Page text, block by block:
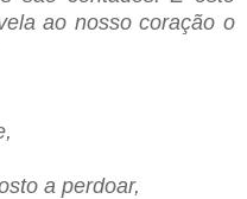
ao nosso coração o
a perdoar,